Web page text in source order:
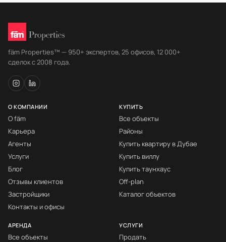
fäm Properties™ — 950+ экспертов, 25 офисов, 12 000+
сделок с 2008 года.
О КОМПАНИИ
О fäm
Карьера
Агенты
Услуги
Блог
Отзывы клиентов
Застройщики
Контакты и офисы
КУПИТЬ
Все объекты
Районы
Купить квартиру в Дубае
Купить виллу
Купить таунхаус
Off-plan
Каталог объектов
АРЕНДА
Все объекты
УСЛУГИ
Продать